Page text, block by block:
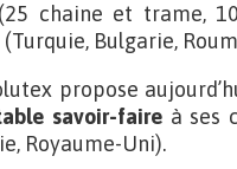
chaine et trame,
Bulgarie,
propose
savoir-faireà ses
Royaume-Uni).